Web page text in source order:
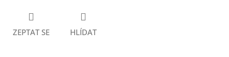
ZEPTAT SE HLÍDAT